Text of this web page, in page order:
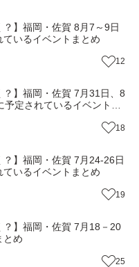
？】福岡・佐賀 8月7～9日
ているイベントまとめ
12
？】福岡・佐賀 7月31日、8
予定されているイベントま
18
？】福岡・佐賀 7月24-26日
ているイベントまとめ
19
？】福岡・佐賀 7月18－20
とめ
25